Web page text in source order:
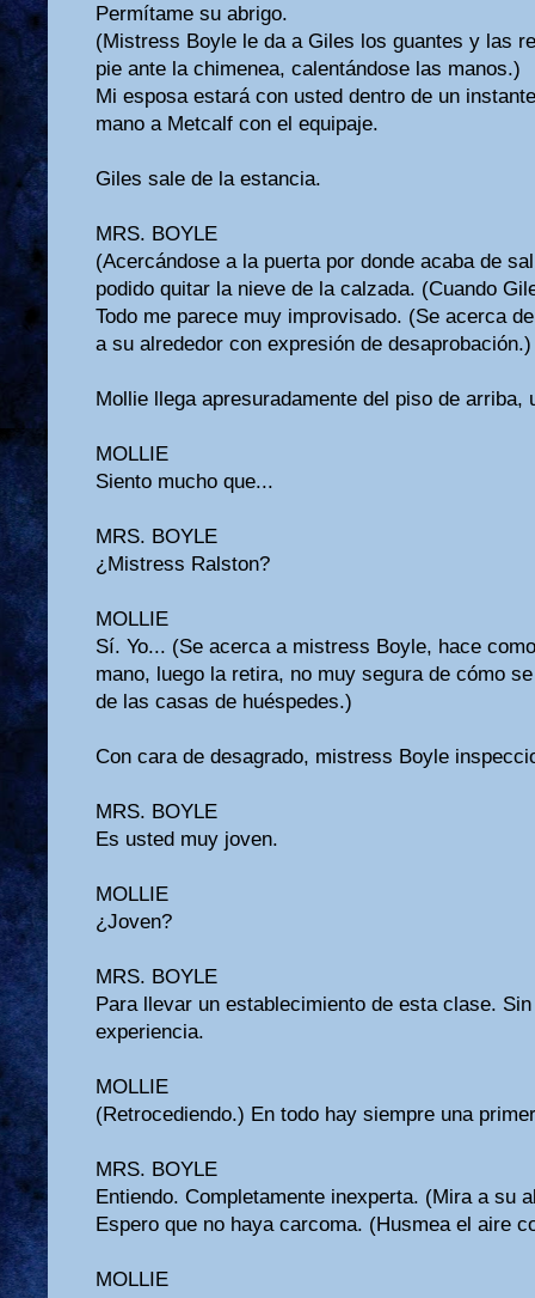
Permítame su abrigo.
(Mistress Boyle le da a Giles los guantes y las
pie ante la chimenea, calentándose las manos.)
Mi esposa estará con usted dentro de un
mano a Metcalf con el equipaje.
Giles sale de la estancia.
MRS. BOYLE
(Acercándose a la puerta por donde acaba de
podido quitar la nieve de la calzada. (Cuando
Todo me parece muy improvisado. (Se acerca
a su alrededor con expresión de desaprobación.)
Mollie llega apresuradamente del piso de arriba,
MOLLIE
Siento mucho que...
MRS. BOYLE
¿Mistress Ralston?
MOLLIE
Sí. Yo... (Se acerca a mistress Boyle, hace
mano, luego la retira, no muy segura de cómo
de las casas de huéspedes.)
Con cara de desagrado, mistress Boyle
MRS. BOYLE
Es usted muy joven.
MOLLIE
¿Joven?
MRS. BOYLE
Para llevar un establecimiento de esta clase.
experiencia.
MOLLIE
(Retrocediendo.) En todo hay siempre una
MRS. BOYLE
Entiendo. Completamente inexperta. (Mira a su
Espero que no haya carcoma. (Husmea el aire
MOLLIE